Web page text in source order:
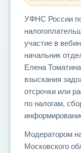
УФНС России
участие в
начальник
Елена
взыскания
отсрочки или
по налогам,
Модератором
Московского